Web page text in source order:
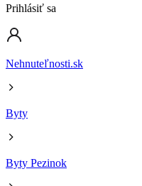
Prihlásiť sa
Nehnuteľnosti.sk
Byty
Byty Pezinok